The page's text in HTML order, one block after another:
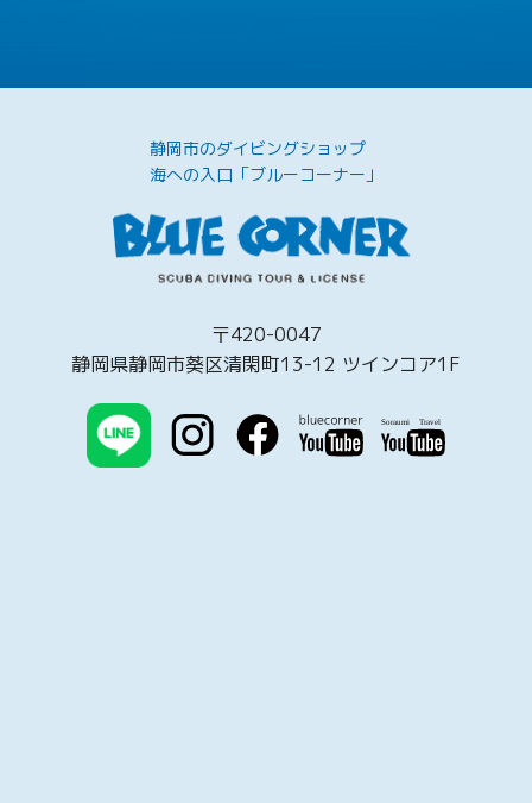
静岡市のダイビングショップ
海への入口「ブルーコーナー」
〒420-0047
静岡県静岡市葵区清閑町13-12 ツインコア1F